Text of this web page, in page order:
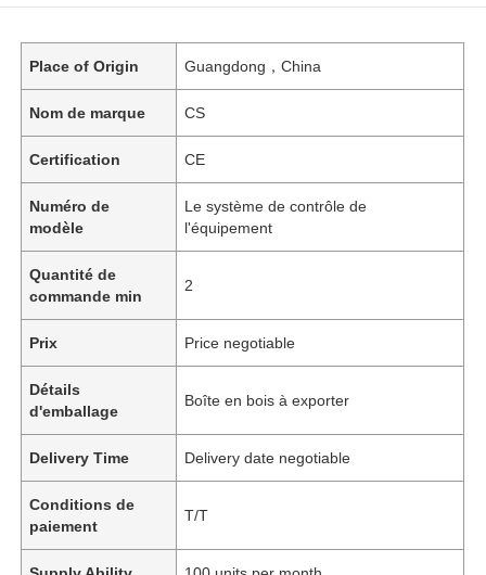
Place of Origin Guangdong，China
Nom de marque CS
Certification CE
Numéro de
modèle
Le système de contrôle de
l'équipement
Quantité de
commande min
2
Prix Price negotiable
Détails
d'emballage
Boîte en bois à exporter
Delivery Time Delivery date negotiable
Conditions de
paiement
T/T